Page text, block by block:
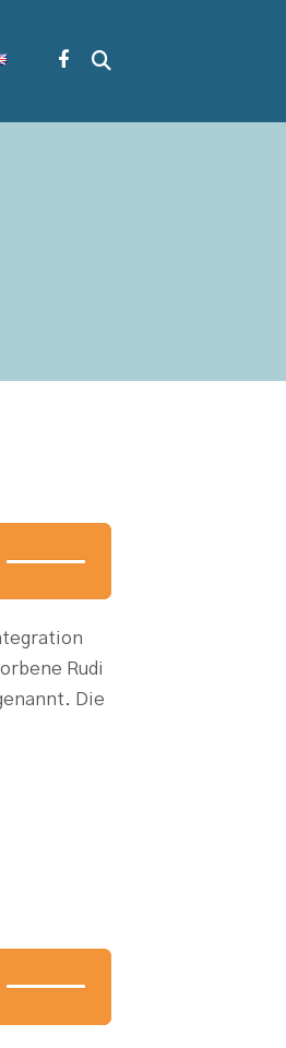
Pfeiltasten
um
zu
Rudi
Die
Pfeiltasten
um
zu